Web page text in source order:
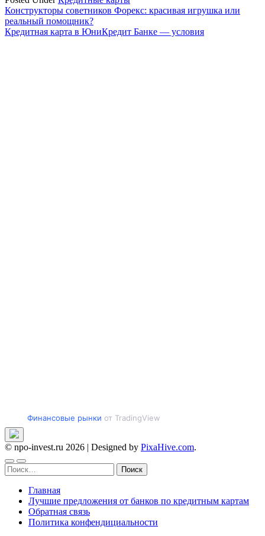
Навигация
по
Конструкторы советников Форекс: красивая игрушка или
реальный помощник?
Кредитная карта в ЮниКредит Банке — условия
Финансовые рынки от TradingView
© npo-invest.ru 2026 | Designed by PixaHive.com.
Найти:
Главная
Лучшие предложения от банков по кредитным картам
Обратная связь
Политика конфендициальности